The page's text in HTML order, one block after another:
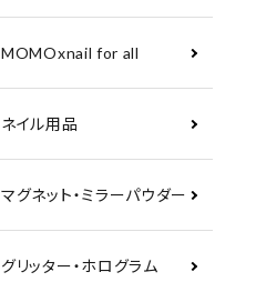
MOMOxnail for all
ネイル用品
マグネット・ミラーパウダー
グリッター・ホログラム